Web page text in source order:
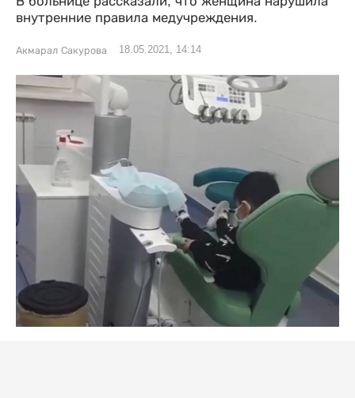
внутренние правила медучреждения.
Акмарал Сакурова 18.05.2021, 14:14